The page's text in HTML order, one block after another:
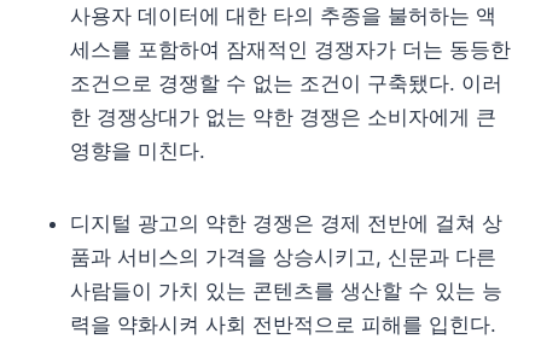
사용자 데이터에 대한 타의 추종을 불허하는 액
세스를 포함하여 잠재적인 경쟁자가 더는 동등한
조건으로 경쟁할 수 없는 조건이 구축됐다. 이러
한 경쟁상대가 없는 약한 경쟁은 소비자에게 큰
영향을 미친다.
디지털 광고의 약한 경쟁은 경제 전반에 걸쳐 상
품과 서비스의 가격을 상승시키고, 신문과 다른
사람들이 가치 있는 콘텐츠를 생산할 수 있는 능
력을 약화시켜 사회 전반적으로 피해를 입힌다.